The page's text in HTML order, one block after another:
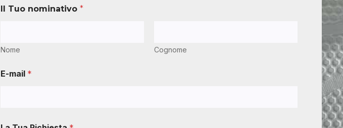
Il Tuo nominativo *
Nome Cognome
E-mail *